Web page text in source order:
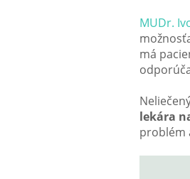
MUDr.
má
lekára
problém